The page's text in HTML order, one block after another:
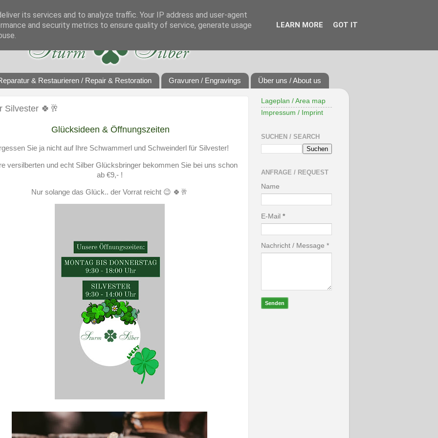
& Restaurieren / Repair & Restoration Gravuren / Engravings Über uns / About us
Silvester 🍀🥂
Glücksideen & Öffnungszeiten
Sie ja nicht auf Ihre Schwammerl und Schweinderl für Silvester!
versilberten und echt Silber Glücksbringer bekommen Sie bei uns schon
ab €9,- !
Nur solange das Glück.. der Vorrat reicht 😉 🍀🥂
Lageplan / Area map
Impressum / Imprint
SUCHEN / SEARCH
ANFRAGE / REQUEST
Name
E-Mail *
Nachricht / Message *
its services and to analyze traffic. Your IP address and user-agent
and security metrics to ensure quality of service, generate usage
LEARN MORE GOT IT